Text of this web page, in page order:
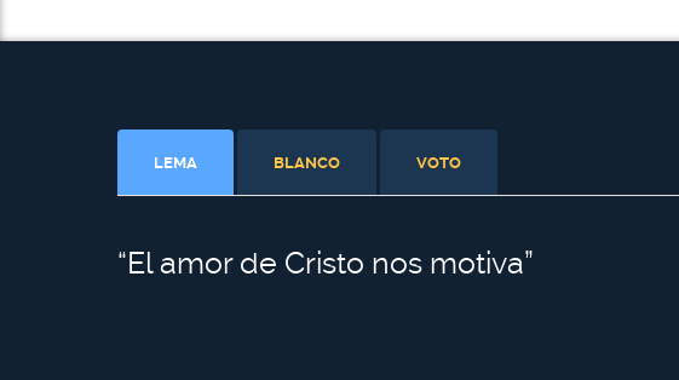
LEMA BLANCO VOTO
“El amor de Cristo nos motiva”